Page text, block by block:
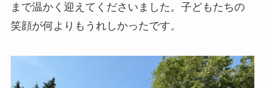
まで温かく迎えてくださいました。子どもたちの
笑顔が何よりもうれしかったです。